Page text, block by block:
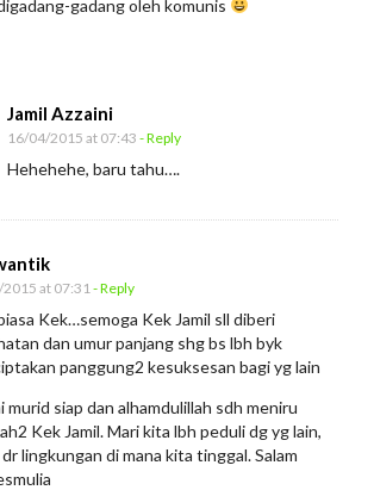
gadang oleh komunis
Jamil Azzaini
16/04/2015 at 07:43 - Reply
Hehehehe, baru tahu….
at 07:31 - Reply
Kek…semoga Kek Jamil sll diberi
dan umur panjang shg bs lbh byk
panggung2 kesuksesan bagi yg lain
murid siap dan alhamdulillah sdh meniru
Kek Jamil. Mari kita lbh peduli dg yg lain,
lingkungan di mana kita tinggal. Salam